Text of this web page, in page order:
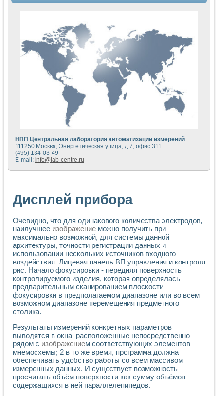
Автоматизация формирования уравнений состояния для
Разработка автоматизированного стенда для измерения
Применение среды LabVIEW для построения картины
Портативная система для определения показателей
Использование LabVIEW для управления источником
Устройство для снятия вольт-амперных характеристик
Передовые научные технологии: нано-, фемто-,
Автоматизированная установка по измерению временных
Автоматизированный лабораторный комплекс на базе
Визуализация моделирования и оптимизации тепловой
Виртуальный прибор для исследования функциональных
Исследование возможности создания экономичного
Исследование кинетики движения макрочастиц в
Метод прогнозирования свойств дисперсных продуктов
Недорогая система управления сверхпроводящим
Применение технологий NI в курсе экспериментальной
Расчет переноса аэрозоля и выпадения осадка в
Применение NI VISION для геометрического анализа в
Система температурной стабилизации
Определение параметров всплывающих газовых
Система управления асинхронным тиристорным
Лазерный профилометр
Применение средств NATIONAL INSTRUMENTS для
Разработка автоматизированного стенда для
Автоматизированный стенд рентгеновской диагностики
Высокочувствительные оптоэлектронные
Установка для измерения диэлектрических свойств
Исследование кинетики зарождения и развития
Метод траекторий в исследовании
Промышленная автоматизация
Автоматизация технологических процессов получения
Использование систем технического зрения для контроля
Исследование электромагнитных переходных процессов
Применение LabVIEW при разработке обучающих
Разработка виртуальных тренажеров путем
НПП Центральная лаборатория автоматизации измерений
111250 Москва, Энергетическая улица, д.7, офис 311
(495) 134-03-49
E-mail: info@lab-centre.ru
Дисплей прибора
Очевидно, что для одинакового количества электродов,
наилучшее изображение можно получить при
максимально возможной, для системы данной
архитектуры, точности регистрации данных и
использовании нескольких источников входного
воздействия. Лицевая панель ВП управления и контроля
рис. Начало фокусировки - передняя поверхность
контролируемого изделия, которая определялась
предварительным сканированием плоскости
фокусировки в предполагаемом диапазоне или во всем
возможном диапазоне перемещения предметного
столика.
Результаты измерений конкретных параметров
выводятся в окна, расположенные непосредственно
рядом с изображением соответствующих элементов
мнемосхемы; 2 в то же время, программа должна
обеспечивать удобство работы со всем массивом
измеренных данных. И существует возможность
просчитать объём поверхности как сумму объёмов
содержащихся в ней параллелепипедов.